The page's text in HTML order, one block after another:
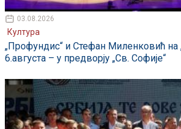
03.08.2026
Култура
„Профундис“ и Стефан Миленковић на
6.августа – у предворју „Св. Софије“